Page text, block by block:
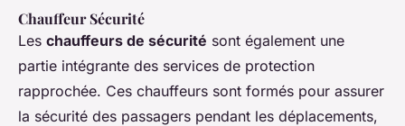
Chauffeur Sécurité
Les chauffeurs de sécurité sont également une
partie intégrante des services de protection
rapprochée. Ces chauffeurs sont formés pour assurer
la sécurité des passagers pendant les déplacements,